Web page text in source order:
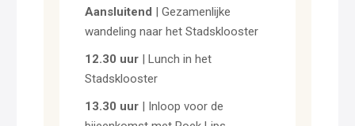
Aansluitend
| Gezamenlijke
wandeling naar het Stadsklooster
12.30 uur | Lunch in het
Stadsklooster
13.30 uur | Inloop voor de